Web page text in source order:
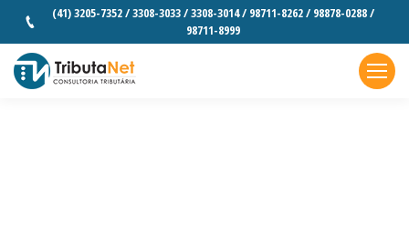
(41) 3205-7352 / 3308-3033 / 3308-3014 / 98711-8262 / 98878-0288 /
98711-8999